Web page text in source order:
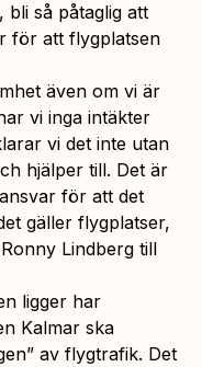
bli så påtaglig att
för att flygplatsen
även om vi är
vi inga intäkter
vi det inte utan
hjälper till. Det är
för att det
gäller flygplatser,
Lindberg till
ligger har
Kalmar ska
av flygtrafik. Det